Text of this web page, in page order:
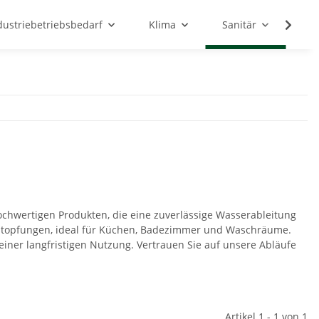
Klima Sanitär
Produkten, die eine zuverlässige Wasserableitung
ideal für Küchen, Badezimmer und Waschräume.
langfristigen Nutzung. Vertrauen Sie auf unsere Abläufe